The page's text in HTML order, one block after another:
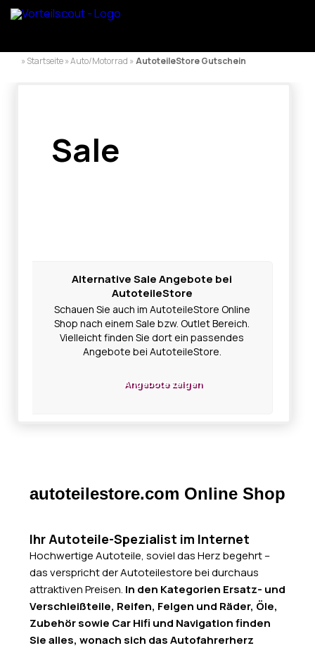
» Startseite » Auto/Motorrad »AutoteileStore Gutschein
Sale
Alternative Sale Angebote bei
AutoteileStore
Schauen Sie auch im AutoteileStore Online
Shop nach einem Sale bzw. Outlet Bereich.
Vielleicht finden Sie dort ein passendes
Angebote bei AutoteileStore.
Angebote zeigen
autoteilestore.com Online Shop
Ihr Autoteile-Spezialist im Internet
Hochwertige Autoteile, soviel das Herz begehrt –
das verspricht der Autoteilestore bei durchaus
attraktiven Preisen. In den Kategorien Ersatz- und
Verschleißteile, Reifen, Felgen und Räder, Öle,
Zubehör sowie Car Hifi und Navigation finden
Sie alles, wonach sich das Autofahrerherz